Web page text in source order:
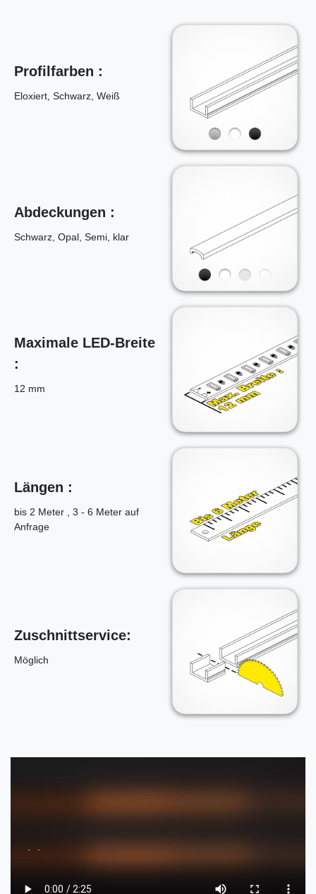
Profilfarben :
Eloxiert, Schwarz, Weiß
Abdeckungen :
Schwarz, Opal, Semi, klar
Maximale LED-Breite
:
12 mm
Längen :
bis 2 Meter , 3 - 6 Meter auf
Anfrage
Zuschnittservice:
Möglich